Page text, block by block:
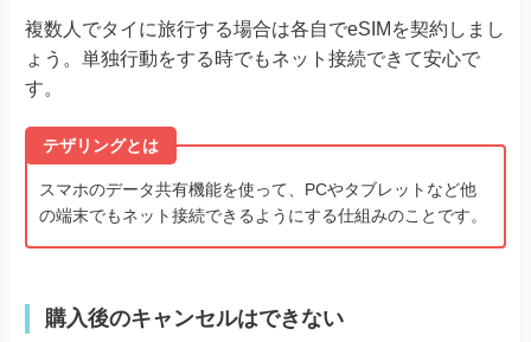
複数人でタイに旅行する場合は各自でeSIMを契約しまし
ょう。単独行動をする時でもネット接続できて安心で
す。
テザリングとは
スマホのデータ共有機能を使って、PCやタブレットなど他
の端末でもネット接続できるようにする仕組みのことです。
購入後のキャンセルはできない